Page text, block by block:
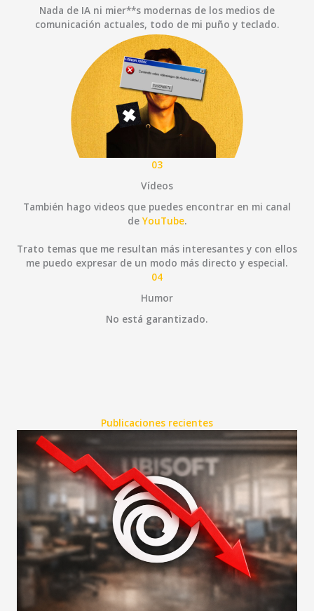
Nada de IA ni mier**s modernas de los medios de
comunicación actuales, todo de mi puño y teclado.
03
Vídeos
También hago videos que puedes encontrar en mi canal
de YouTube.
Trato temas que me resultan más interesantes y con ellos
me puedo expresar de un modo más directo y especial.
04
Humor
No está garantizado.
Publicaciones recientes